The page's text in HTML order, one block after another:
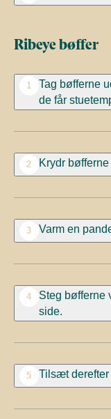
Ribeye bøffer
1 Tag bøfferne
de får
2 Krydr bøfferne
3 Varm en
4 Steg bøfferne
side.
5 Tilsæt derefter